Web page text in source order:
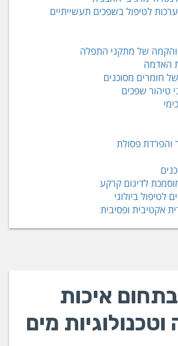
לטיפול בשפכים תעשייתיים
והקמה של מתקני התפלה
האדמה
של חומרים מסוכנים
טיהור שפכים
והפרדת פסולת
לדיגום קרקע
לטיפול ביולוגי
איכות
מים